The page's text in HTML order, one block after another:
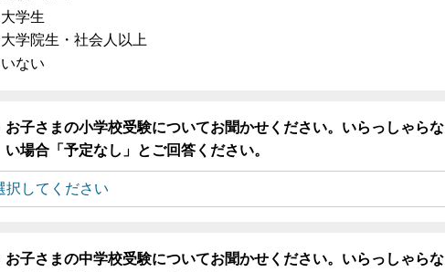
大学生
大学院生・社会人以上
いない
お子さまの小学校受験についてお聞かせください。いらっしゃらな
い場合「予定なし」とご回答ください。
お子さまの中学校受験についてお聞かせください。いらっしゃらな